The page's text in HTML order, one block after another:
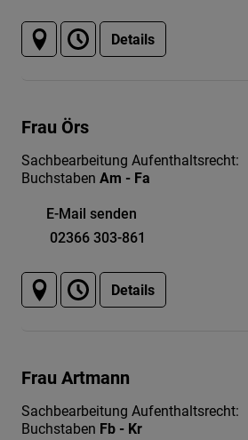
Details
Frau Örs
Sachbearbeitung Aufenthaltsrecht:
Buchstaben Am - Fa
E-Mail senden
02366 303-861
Details
Frau Artmann
Sachbearbeitung Aufenthaltsrecht:
Buchstaben Fb - Kr